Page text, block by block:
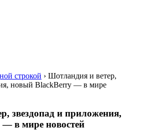
строкой › Шотландия и ветер,
новый BlackBerry — в мире
звездопад и приложения,
в мире новостей